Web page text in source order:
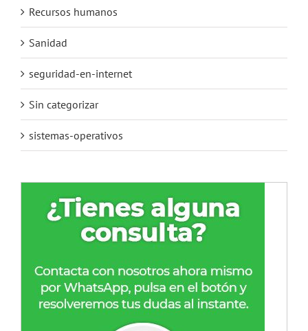
Recursos humanos
Sanidad
seguridad-en-internet
Sin categorizar
sistemas-operativos